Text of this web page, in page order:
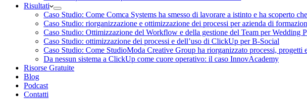
Risultati
Caso Studio: Come Comca Systems ha smesso di lavorare a istinto e ha scoperto
Caso Studio: riorganizzazione e ottimizzazione dei processi per azienda di
Caso Studio: Ottimizzazione del Workflow e della gestione del Team per Wedding
Caso Studio: ottimizzazione dei processi e dell’uso di ClickUp per B-Social
Caso Studio: Come StudioModa Creative Group ha riorganizzato processi,
Da nessun sistema a ClickUp come cuore operativo: il caso InnovAcademy
Risorse Gratuite
Blog
Podcast
Contatti